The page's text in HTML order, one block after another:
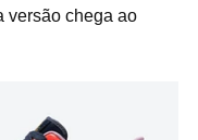
versão chega ao